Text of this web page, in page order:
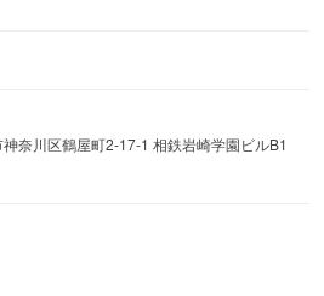
杯つきとお好みにあわせて♪
内で気軽に乾杯
奈川区鶴屋町2-17-1 相鉄岩崎学園ビルB1